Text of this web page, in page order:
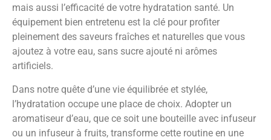
mais aussi l’efficacité de votre hydratation santé. Un
équipement bien entretenu est la clé pour profiter
pleinement des saveurs fraîches et naturelles que vous
ajoutez à votre eau, sans sucre ajouté ni arômes
artificiels.
Dans notre quête d’une vie équilibrée et stylée,
l’hydratation occupe une place de choix. Adopter un
aromatiseur d’eau, que ce soit une bouteille avec infuseur
ou un infuseur à fruits, transforme cette routine en une